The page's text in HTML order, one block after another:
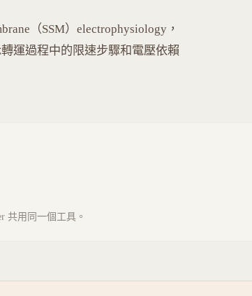
（SSM）electrophysiology，
運過程中的限速步驟和電壓依賴
共用同一個工具。